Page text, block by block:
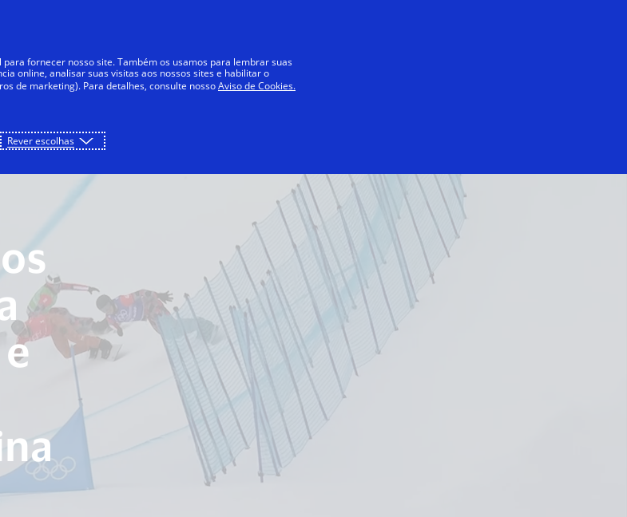
fornecer nosso site. Também os usamos para lembrar suas
online, analisar suas visitas aos nossos sites e habilitar o
de marketing). Para detalhes, consulte nossoAviso de Cookies.
Rever escolhas